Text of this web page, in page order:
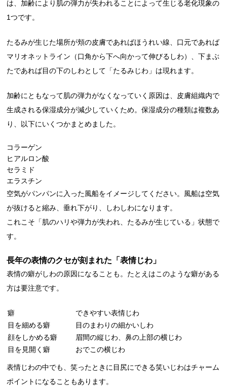
は、加齢により肌の弾力が失われることによって生じる老化現象の
1つです。
たるみが生じた場所が頬の皮膚であればほうれい線、口元であれば
マリオネットライン（口角から下へ向かって伸びるしわ）、下まぶ
たであれば目の下のしわとして「たるみじわ」は現れます。
加齢にともなって肌の弾力がなくなっていく原因は、皮膚組織内で
生成される保湿成分が減少していくため。保湿成分の種類は複数あ
り、以下にいくつかまとめました。
コラーゲン
ヒアルロン酸
セラミド
エラスチン
空気がパンパンに入った風船をイメージしてください。風船は空気
が抜けると縮み、垂れ下がり、しわしわになります。
これこそ「肌のハリや弾力が失われ、たるみが生じている」状態で
す。
長年の表情のクセが刻まれた「表情じわ」
表情の癖がしわの原因になることも。たとえはこのような癖がある
方は要注意です。
癖
できやすい表情じわ
目を細める癖
目のまわりの細かいしわ
顔をしかめる癖
眉間の縦じわ、鼻の上部の横じわ
目を見開く癖
おでこの横じわ
表情じわの中でも、笑ったときに目尻にできる笑いじわはチャーム
ポイントになることもあります。